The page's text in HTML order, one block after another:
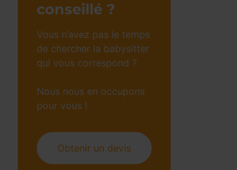
conseillé ?
Vous n’avez pas le temps
de chercher la babysitter
qui vous correspond ?
Nous nous en occupons
pour vous !
Obtenir un devis